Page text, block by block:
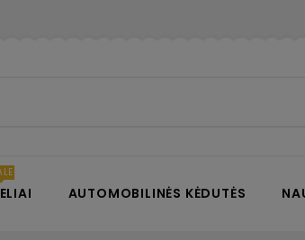
AUTOMOBILINĖS KĖDUTĖS